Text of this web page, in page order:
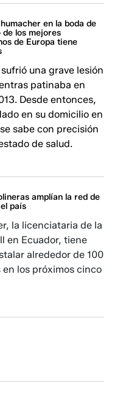
en la boda de
de los mejores
de Europa tiene
una grave lesión
patinaba en
Desde entonces,
en su domicilio en
sabe con precisión
de salud.
amplían la red de
país
la licenciataria de la
en Ecuador, tiene
alrededor de 100
en los próximos cinco